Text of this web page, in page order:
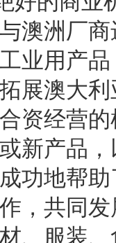
澳洲厂
业用产
展澳大
资经营
新产品
功地帮
，共同
、服装